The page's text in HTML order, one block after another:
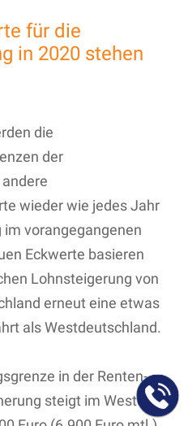
für die
in 2020 stehen
die
der
wieder wie jedes Jahr
vorangegangenen
Eckwerte basieren
Lohnsteigerung von
erneut eine etwas
als Westdeutschland.
in der Renten-
steigt im Westen